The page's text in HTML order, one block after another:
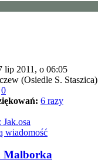
lip 2011, o 06:05
(Osiedle S. Staszica)
0
6 razy
wiadomość
Malborka